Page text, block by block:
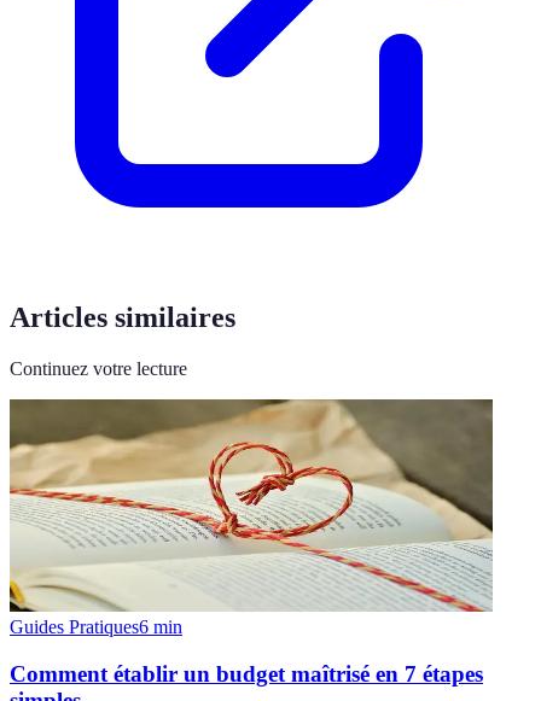
Articles similaires
Continuez votre lecture
Guides Pratiques6 min
Comment établir un budget maîtrisé en 7 étapes